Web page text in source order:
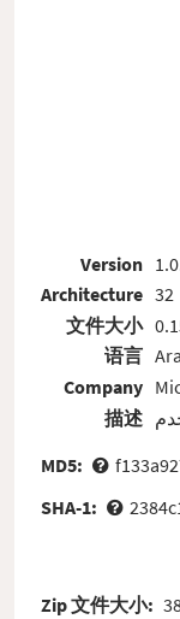
Version
Architecture
文件大小
语言
Company
描述
32
MD5:
SHA-1:
Zip 文件大小: